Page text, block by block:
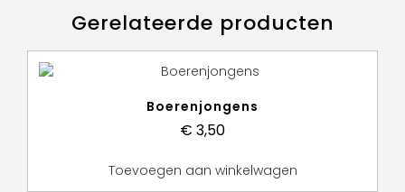
Gerelateerde producten
Boerenjongens
€ 3,50
Toevoegen aan winkelwagen